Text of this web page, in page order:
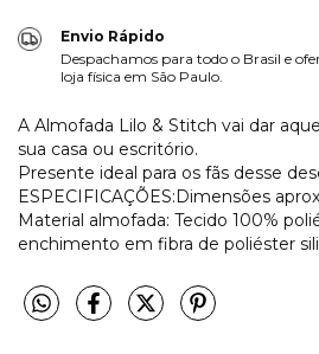
Envio Rápido
Despachamos para todo o Brasil e
loja física em São Paulo.
A Almofada Lilo & Stitch vai dar
sua casa ou escritório.
Presente ideal para os fãs desse
ESPECIFICAÇÕES:Dimensões
Material almofada: Tecido 100%
enchimento em fibra de poliéster